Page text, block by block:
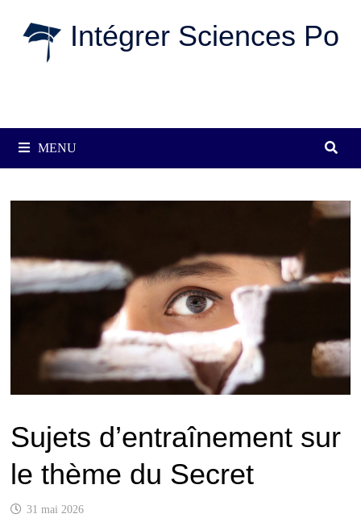
Intégrer Sciences Po
MENU
Sujets d’entraînement sur
le thème du Secret
31 mai 2026